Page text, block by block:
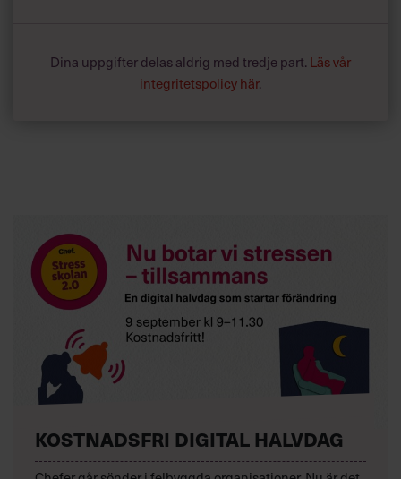
Dina uppgifter delas aldrig med tredje part. Läs vår
integritetspolicy här.
KOSTNADSFRI DIGITAL HALVDAG